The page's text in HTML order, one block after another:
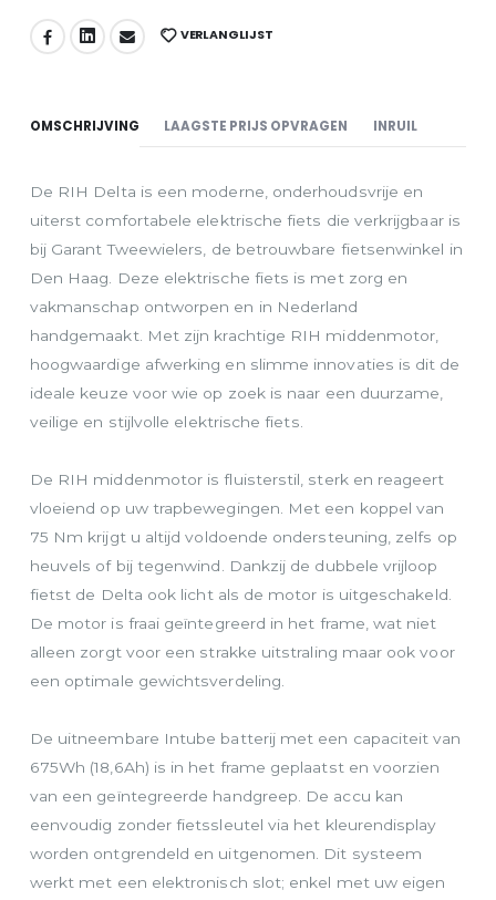
DEEL: VERLANGLIJST
OMSCHRIJVING LAAGSTE PRIJS OPVRAGEN INRUIL
De RIH Delta is een moderne, onderhoudsvrije en
uiterst comfortabele elektrische fiets die verkrijgbaar is
bij Garant Tweewielers, de betrouwbare fietsenwinkel in
Den Haag. Deze elektrische fiets is met zorg en
vakmanschap ontworpen en in Nederland
handgemaakt. Met zijn krachtige RIH middenmotor,
hoogwaardige afwerking en slimme innovaties is dit de
ideale keuze voor wie op zoek is naar een duurzame,
veilige en stijlvolle elektrische fiets.
De RIH middenmotor is fluisterstil, sterk en reageert
vloeiend op uw trapbewegingen. Met een koppel van
75 Nm krijgt u altijd voldoende ondersteuning, zelfs op
heuvels of bij tegenwind. Dankzij de dubbele vrijloop
fietst de Delta ook licht als de motor is uitgeschakeld.
De motor is fraai geïntegreerd in het frame, wat niet
alleen zorgt voor een strakke uitstraling maar ook voor
een optimale gewichtsverdeling.
De uitneembare Intube batterij met een capaciteit van
675Wh (18,6Ah) is in het frame geplaatst en voorzien
van een geïntegreerde handgreep. De accu kan
eenvoudig zonder fietssleutel via het kleurendisplay
worden ontgrendeld en uitgenomen. Dit systeem
werkt met een elektronisch slot; enkel met uw eigen